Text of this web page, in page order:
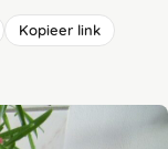
Kopieer link